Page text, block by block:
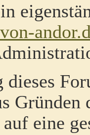
Gründen
eine